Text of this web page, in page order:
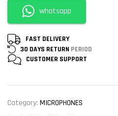
whatsapp
FAST DELIVERY
30 DAYS RETURN PERIOD
CUSTOMER SUPPORT
Category: MICROPHONES